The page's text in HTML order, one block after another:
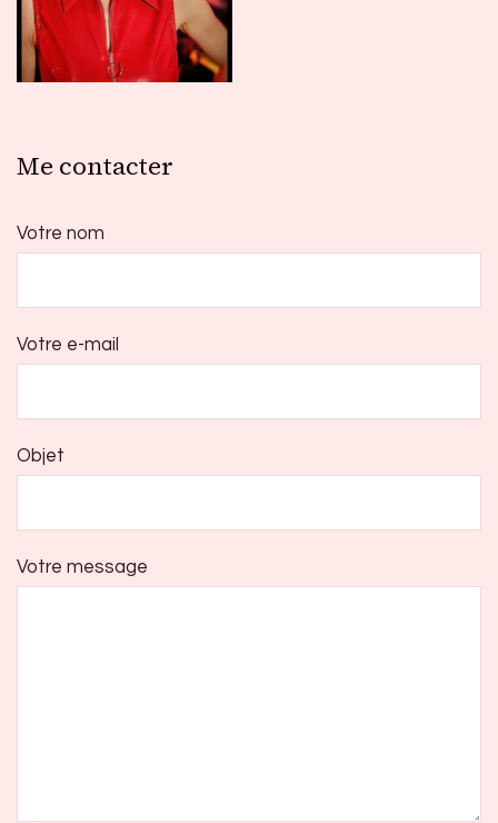
Me contacter
Votre nom
Votre e-mail
Objet
Votre message